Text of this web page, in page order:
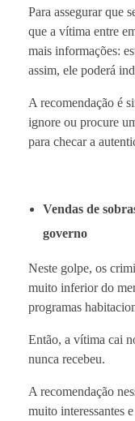
Para assegurar que
que a vítima entre
mais informações:
assim, ele poderá
A recomendação é
ignore ou procure
para checar a
Vendas de
governo
Neste golpe, os
muito inferior do
programas
Então, a vítima cai
nunca recebeu.
A recomendação
muito interessantes